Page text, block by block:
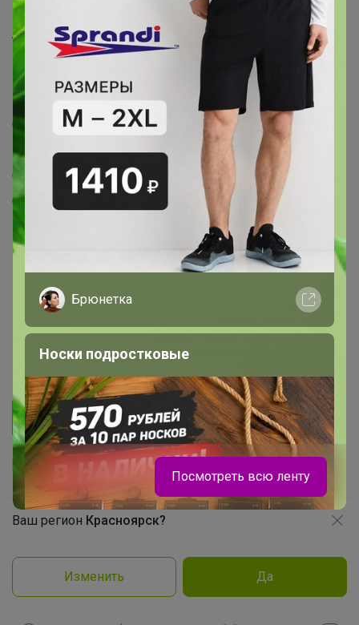
Ваш регион Красноярск?
Изменить Да
Все предложения
Анонсы
Новости
Поддержка альпак
Самое выгодное
Хиты продаж
Самое желанное
Самое быстрое
Начать зарабатывать с 24-ok
Picabox.ru - Лучшее место для ваших изображений
Розыгрыш - Генератор случайных чисел
Пульс нашего маркетплейса
Укорачиватель ссылок
Политика конфиденциальности
Cоглашение пользователя
Брюнетка
Носки подростковые
Посмотреть всю ленту
Продолжая использовать этот сайт и нажимая кнопку
Принять